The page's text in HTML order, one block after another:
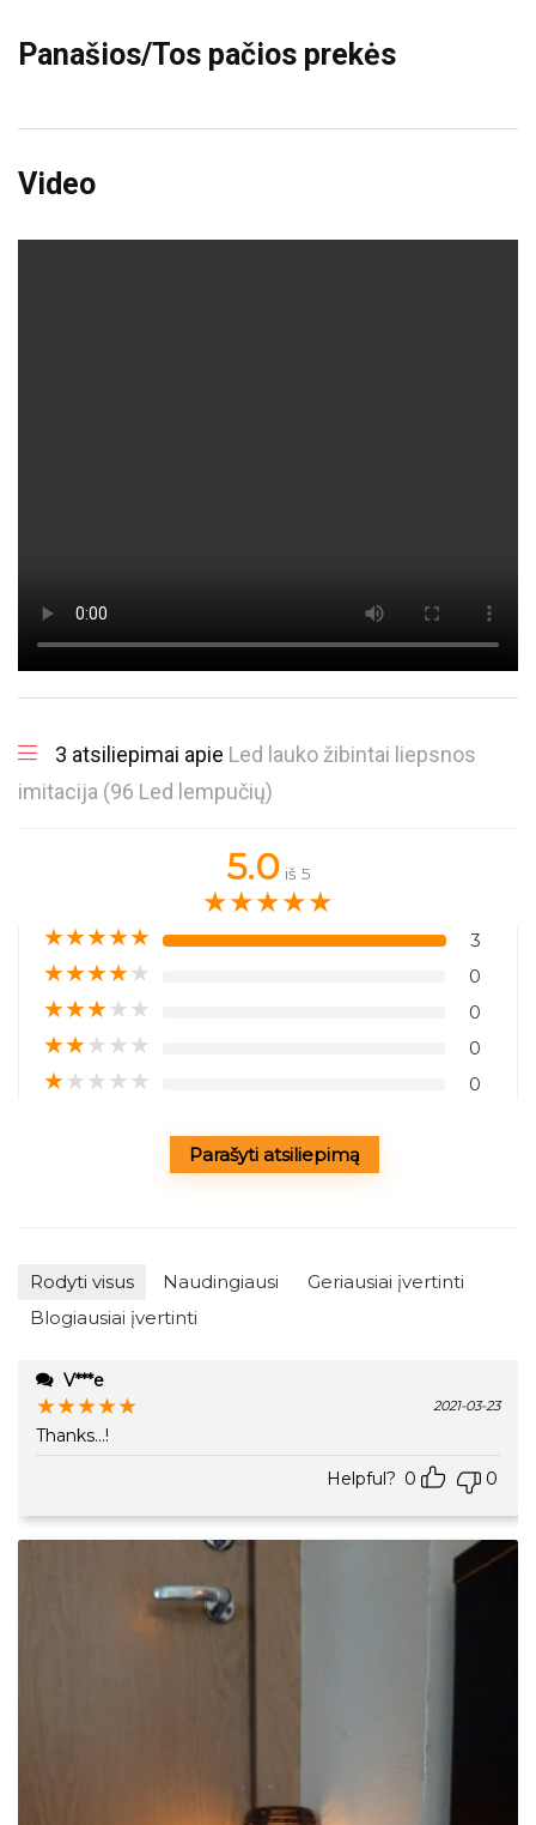
Panašios/Tos pačios prekės
Video
3 atsiliepimai apie Led lauko žibintai liepsnos
imitacija (96 Led lempučių)
5.0 iš 5
★★★★★
★★★★★ 3
★★★★★ 0
★★★★★ 0
★★★★★ 0
★★★★★ 0
Parašyti atsiliepimą
Rodyti visus Naudingiausi
Geriausiai įvertinti
Blogiausiai įvertinti
V***e
★★★★★ 2021-03-23
Thanks...!
Helpful? 0 0